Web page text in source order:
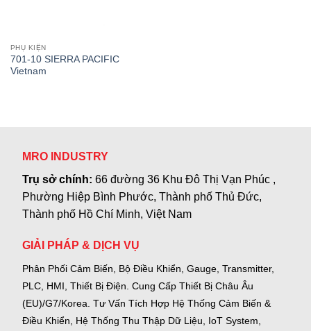
PHỤ KIỆN
701-10 SIERRA PACIFIC
Vietnam
MRO INDUSTRY
Trụ sở chính:66 đường 36 Khu Đô Thị Vạn Phúc ,
Phường Hiệp Bình Phước, Thành phố Thủ Đức,
Thành phố Hồ Chí Minh, Việt Nam
GIẢI PHÁP & DỊCH VỤ
Phân Phối Cảm Biến, Bộ Điều Khiển, Gauge, Transmitter,
PLC, HMI, Thiết Bị Điện. Cung Cấp Thiết Bị Châu Âu
(EU)/G7/Korea. Tư Vấn Tích Hợp Hệ Thống Cảm Biến &
Điều Khiển, Hệ Thống Thu Thập Dữ Liệu, IoT System,